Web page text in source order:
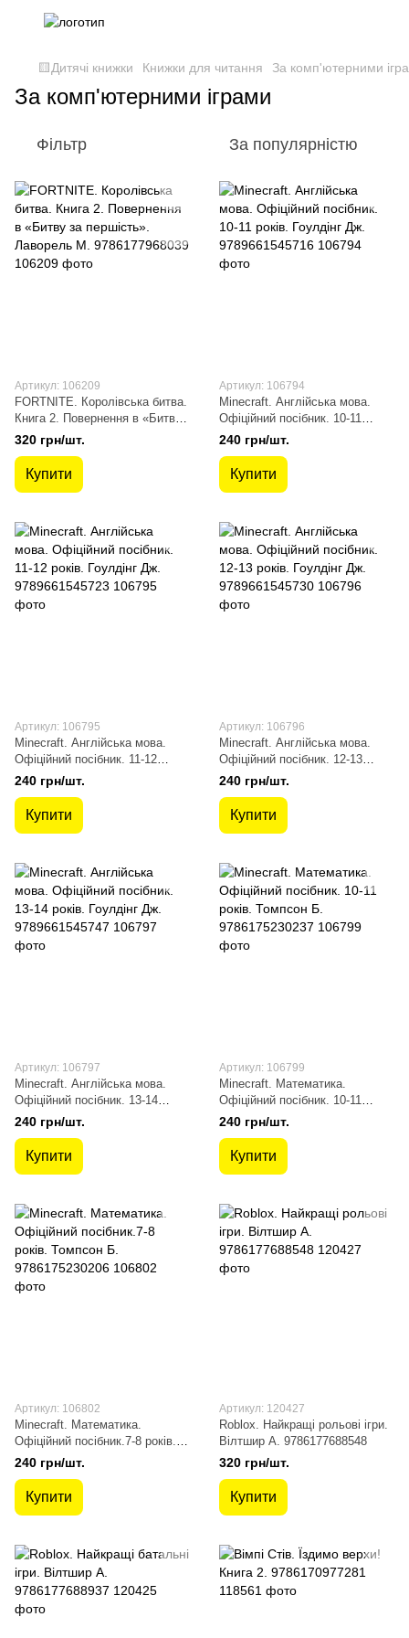
🟨Дитячі книжки Книжки для читання За комп'ютерними
За комп'ютерними іграми
Фільтр За популярністю
Артикул: 106209
FORTNITE. Королівська битва.
Книга 2. Повернення в «Битву
за першість». Лаворель М.
9786177968039
320 грн/шт.
Купити
Артикул: 106794
Minecraft. Англійська мова.
Офіційний посібник. 10-11
років. Гоулдінг Дж.
9789661545716
240 грн/шт.
Купити
Артикул: 106795
Minecraft. Англійська мова.
Офіційний посібник. 11-12
років. Гоулдінг Дж.
9789661545723
240 грн/шт.
Купити
Артикул: 106796
Minecraft. Англійська мова.
Офіційний посібник. 12-13
років. Гоулдінг Дж.
9789661545730
240 грн/шт.
Купити
Артикул: 106797
Minecraft. Англійська мова.
Офіційний посібник. 13-14
років. Гоулдінг Дж.
9789661545747
240 грн/шт.
Купити
Артикул: 106799
Minecraft. Математика.
Офіційний посібник. 10-11
років. Томпсон Б.
9786175230237
240 грн/шт.
Купити
Артикул: 106802
Minecraft. Математика.
Офіційний посібник.7-8 років.
Томпсон Б. 9786175230206
240 грн/шт.
Купити
Артикул: 120427
Roblox. Найкращі рольові ігри.
Вілтшир А. 9786177688548
320 грн/шт.
Купити